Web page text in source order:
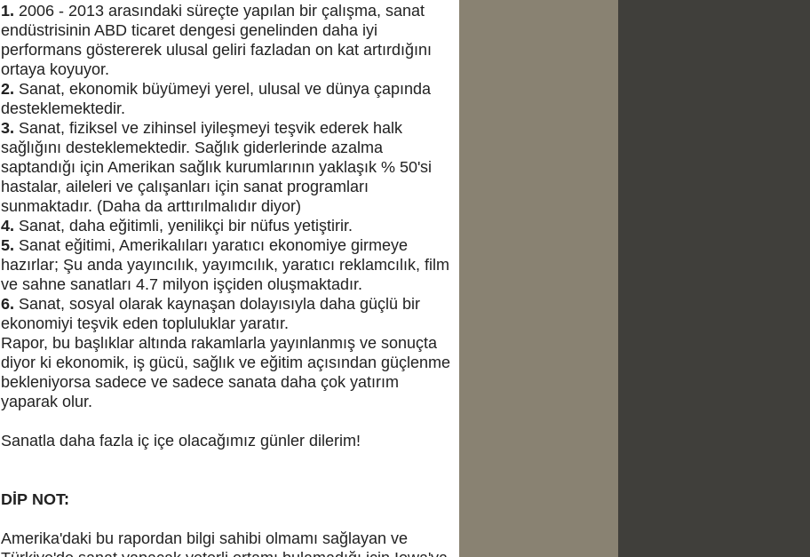
1. 2006 - 2013 arasındaki süreçte yapılan bir çalışma, sanat
endüstrisinin ABD ticaret dengesi genelinden daha iyi
performans göstererek ulusal geliri fazladan on kat artırdığını
ortaya koyuyor.
2. Sanat, ekonomik büyümeyi yerel, ulusal ve dünya çapında
desteklemektedir.
3. Sanat, fiziksel ve zihinsel iyileşmeyi teşvik ederek halk
sağlığını desteklemektedir. Sağlık giderlerinde azalma
saptandığı için Amerikan sağlık kurumlarının yaklaşık % 50'si
hastalar, aileleri ve çalışanları için sanat programları
sunmaktadır. (Daha da arttırılmalıdır diyor)
4. Sanat, daha eğitimli, yenilikçi bir nüfus yetiştirir.
5. Sanat eğitimi, Amerikalıları yaratıcı ekonomiye girmeye
hazırlar; Şu anda yayıncılık, yayımcılık, yaratıcı reklamcılık, film
ve sahne sanatları 4.7 milyon işçiden oluşmaktadır.
6. Sanat, sosyal olarak kaynaşan dolayısıyla daha güçlü bir
ekonomiyi teşvik eden topluluklar yaratır.
Rapor, bu başlıklar altında rakamlarla yayınlanmış ve sonuçta
diyor ki ekonomik, iş gücü, sağlık ve eğitim açısından güçlenme
bekleniyorsa sadece ve sadece sanata daha çok yatırım
yaparak olur.
Sanatla daha fazla iç içe olacağımız günler dilerim!
DİP NOT:
Amerika'daki bu rapordan bilgi sahibi olmamı sağlayan ve